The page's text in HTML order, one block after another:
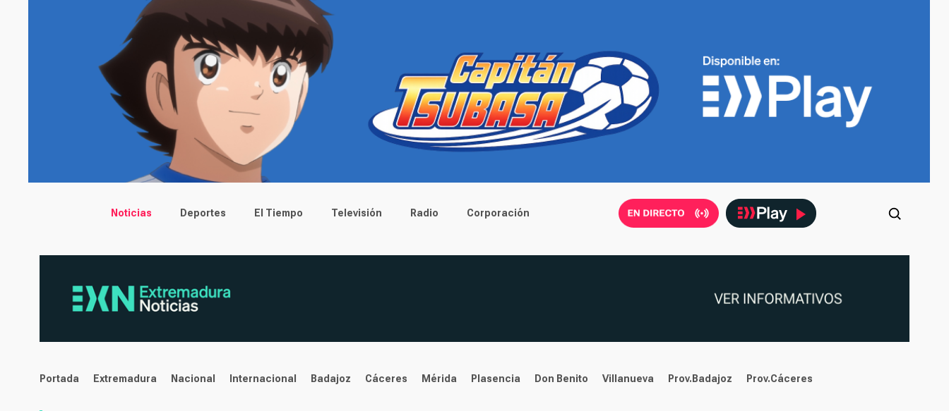
Main menu
Noticias Deportes El Tiempo Televisión Radio Corporación
noticias
Portada Extremadura Nacional Internacional Badajoz Cáceres Mérida Plasencia Don Benito Villanueva Prov.Badajoz Prov.Cáceres